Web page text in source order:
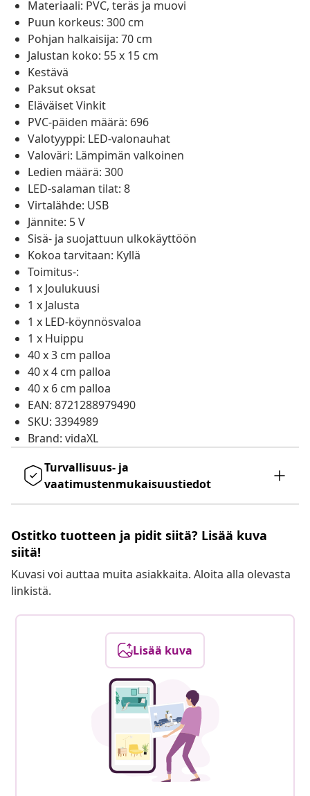
Materiaali: PVC, teräs ja muovi
Puun korkeus: 300 cm
Pohjan halkaisija: 70 cm
Jalustan koko: 55 x 15 cm
Kestävä
Paksut oksat
Eläväiset Vinkit
PVC-päiden määrä: 696
Valotyyppi: LED-valonauhat
Valoväri: Lämpimän valkoinen
Ledien määrä: 300
LED-salaman tilat: 8
Virtalähde: USB
Jännite: 5 V
Sisä- ja suojattuun ulkokäyttöön
Kokoa tarvitaan: Kyllä
Toimitus-:
1 x Joulukuusi
1 x Jalusta
1 x LED-köynnösvaloa
1 x Huippu
40 x 3 cm palloa
40 x 4 cm palloa
40 x 6 cm palloa
EAN: 8721288979490
SKU: 3394989
Brand: vidaXL
Turvallisuus- ja
vaatimustenmukaisuustiedot
Ostitko tuotteen ja pidit siitä? Lisää kuva
siitä!
Kuvasi voi auttaa muita asiakkaita. Aloita alla olevasta
linkistä.
Lisää kuva